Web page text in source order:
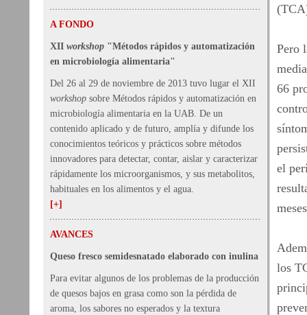
A FONDO
XII workshop "Métodos rápidos y automatización
en microbiología alimentaria"
Del 26 al 29 de noviembre de 2013 tuvo lugar el XII
workshop sobre Métodos rápidos y automatización en
microbiología alimentaria en la UAB. De un
contenido aplicado y de futuro, amplía y difunde los
conocimientos teóricos y prácticos sobre métodos
innovadores para detectar, contar, aislar y caracterizar
rápidamente los microorganismos, y sus metabolitos,
habituales en los alimentos y el agua.
[+]
AVANCES
Queso fresco semidesnatado elaborado con inulina
Para evitar algunos de los problemas de la producción
de quesos bajos en grasa como son la pérdida de
aroma, los sabores no esperados y la textura
Pero
66
el
los